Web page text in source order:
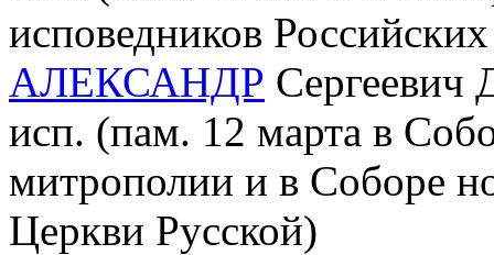
исповедников
АЛЕКСАНДР Сергеевич
исп. (пам. 12 марта в
митрополии и в Соборе
Церкви Русской)